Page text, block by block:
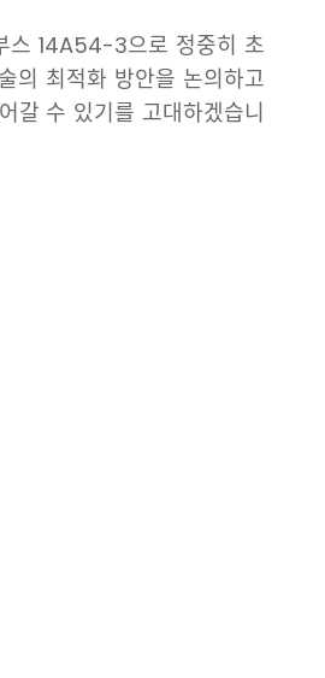
스 14A54-3으로 정중히 초
의 최적화 방안을 논의하고
갈 수 있기를 고대하겠습니